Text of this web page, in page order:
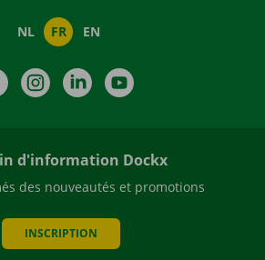
NL FR EN
FacebookInstagramLinkedIn
d'information Dockx
des nouveautés et promotions
INSCRIPTION